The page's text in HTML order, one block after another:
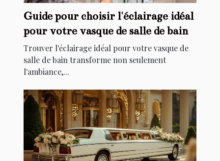
Guide pour choisir l'éclairage idéal
pour votre vasque de salle de bain
Trouver l'éclairage idéal pour votre vasque de
salle de bain transforme non seulement
l'ambiance,...